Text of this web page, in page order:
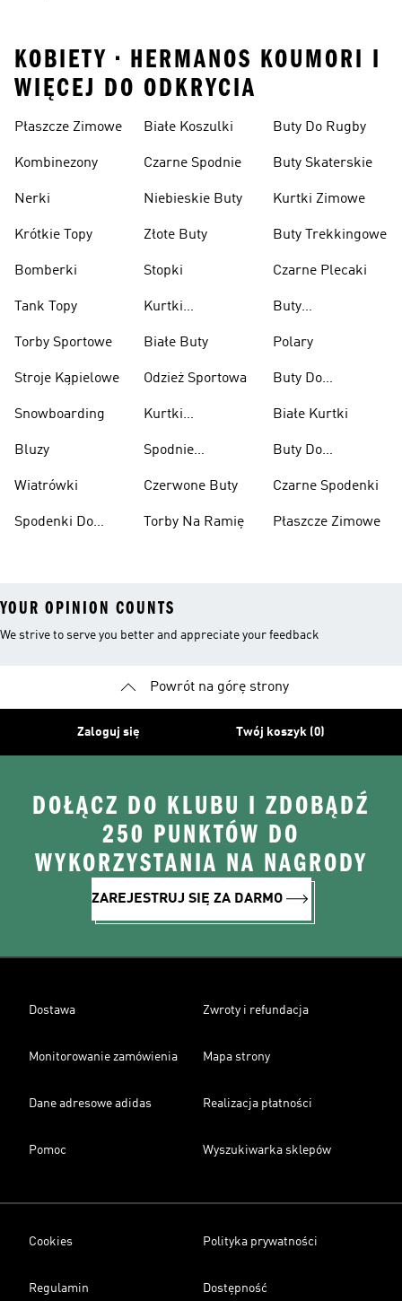
KOBIETY • HERMANOS KOUMORI I
WIĘCEJ DO ODKRYCIA
Płaszcze Zimowe
Kombinezony
Nerki
Krótkie Topy
Bomberki
Tank Topy
Torby Sportowe
Stroje Kąpielowe
Snowboarding
Bluzy
Wiatrówki
Spodenki Do
Białe Koszulki
Czarne Spodnie
Niebieskie Buty
Złote Buty
Stopki
Kurtki
Białe Buty
Odzież Sportowa
Kurtki
Spodnie
Czerwone Buty
Torby Na Ramię
Buty Do Rugby
Buty Skaterskie
Kurtki Zimowe
Buty Trekkingowe
Czarne Plecaki
Buty
Polary
Buty Do
Ciężarów
Białe Kurtki
Buty Do
Czarne Spodenki
Płaszcze Zimowe
YOUR OPINION COUNTS
We strive to serve you better and appreciate your feedback
Powrót na górę strony
Zaloguj się Twój koszyk (0)
DOŁĄCZ DO KLUBU I ZDOBĄDŹ
250 PUNKTÓW DO
WYKORZYSTANIA NA NAGRODY
ZAREJESTRUJ SIĘ ZA DARMO
Dostawa Zwroty i refundacja
Monitorowanie zamówienia Mapa strony
Dane adresowe adidas Realizacja płatności
Pomoc Wyszukiwarka sklepów
Cookies Polityka prywatności
Regulamin Dostępność